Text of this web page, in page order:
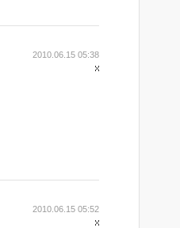
2010.06.15 05:38
2010.06.15 05:52